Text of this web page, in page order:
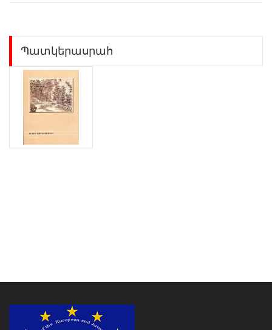
Պատկերասրահ